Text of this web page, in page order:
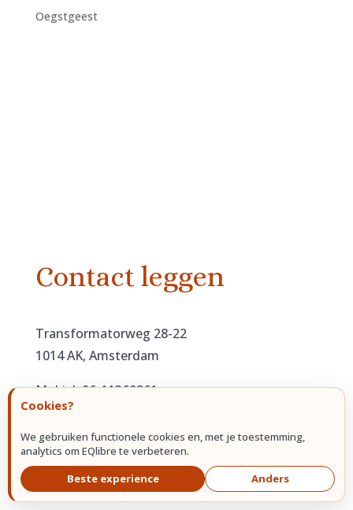
Oegstgeest
Contact leggen
Transformatorweg 28-22
1014 AK, Amsterdam
Mobiel: 06-11360961
Email:
Kvk : 33288739
BTW: NL001494803B67
IBAN: NL57INGB0006411179
Cookies?
We gebruiken functionele cookies en, met je toestemming,
analytics om EQlibre te verbeteren.
Beste experience
Anders